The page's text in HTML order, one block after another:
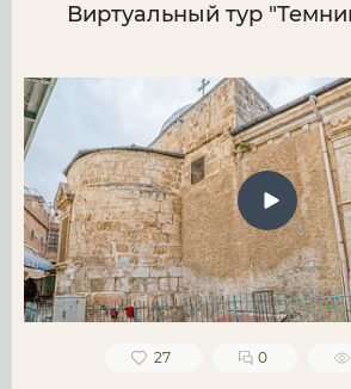
Виртуальный тур
27 0